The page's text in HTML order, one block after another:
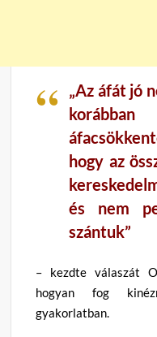
„Az áfát jó
hogy az
és nem
szántuk”
– kezdte válaszát
hogyan fog
gyakorlatban.